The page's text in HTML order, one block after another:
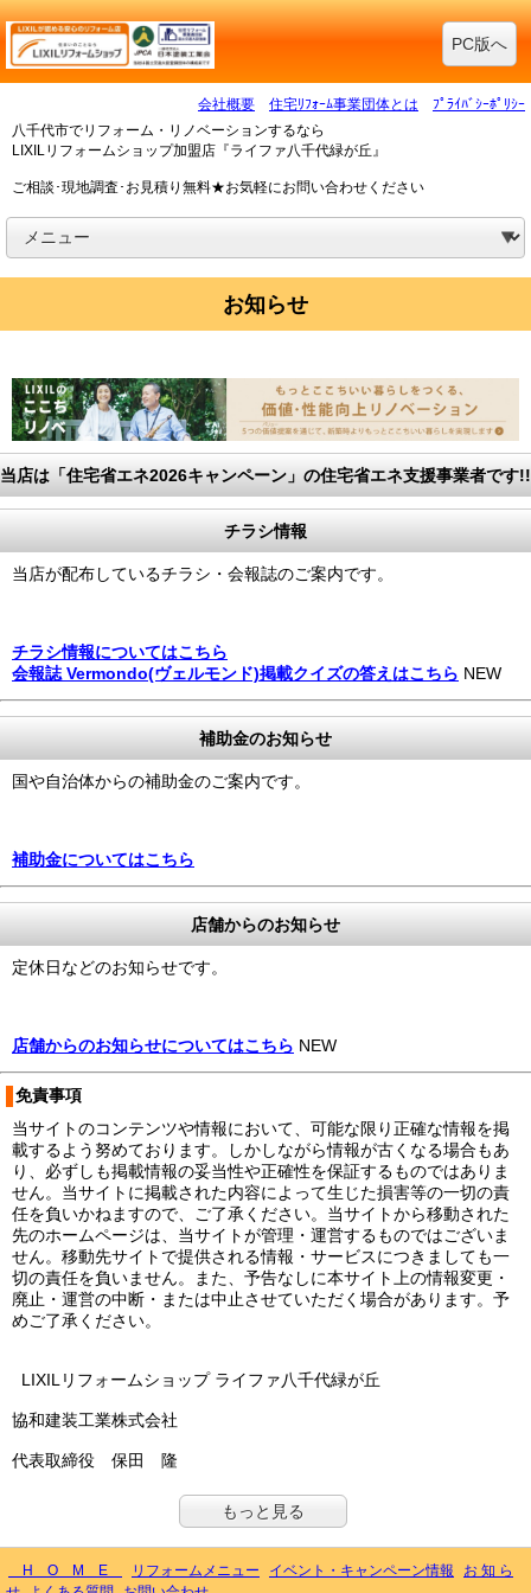
PC版へ
会社概要 住宅ﾘﾌｫｰﾑ事業団体とは
ﾌﾟﾗｲﾊﾞｼｰﾎﾟﾘｼｰ
八千代市でリフォーム・リノベーションするなら
LIXILリフォームショップ加盟店『ライファ八千代緑が丘』
ご相談･現地調査･お見積り無料★お気軽にお問い合わせください
お知らせ
当店は「住宅省エネ2026キャンペーン」の住宅省エネ支援事業者です!!
チラシ情報
当店が配布しているチラシ・会報誌のご案内です。
チラシ情報についてはこちら
会報誌 Vermondo(ヴェルモンド)掲載クイズの答えはこちら NEW
補助金のお知らせ
国や自治体からの補助金のご案内です。
補助金についてはこちら
店舗からのお知らせ
定休日などのお知らせです。
店舗からのお知らせについてはこちら NEW
免責事項
当サイトのコンテンツや情報において、可能な限り正確な情報を掲
載するよう努めております。しかしながら情報が古くなる場合もあ
り、必ずしも掲載情報の妥当性や正確性を保証するものではありま
せん。当サイトに掲載された内容によって生じた損害等の一切の責
任を負いかねますので、ご了承ください。当サイトから移動された
先のホームページは、当サイトが管理・運営するものではございま
せん。移動先サイトで提供される情報・サービスにつきましても一
切の責任を負いません。また、予告なしに本サイト上の情報変更・
廃止・運営の中断・または中止させていただく場合があります。予
めご了承ください。
LIXILリフォームショップ ライファ八千代緑が丘
協和建装工業株式会社
代表取締役 保田 隆
もっと見る
H O M E リフォームメニュー イベント・キャンペーン情報
お 知 ら